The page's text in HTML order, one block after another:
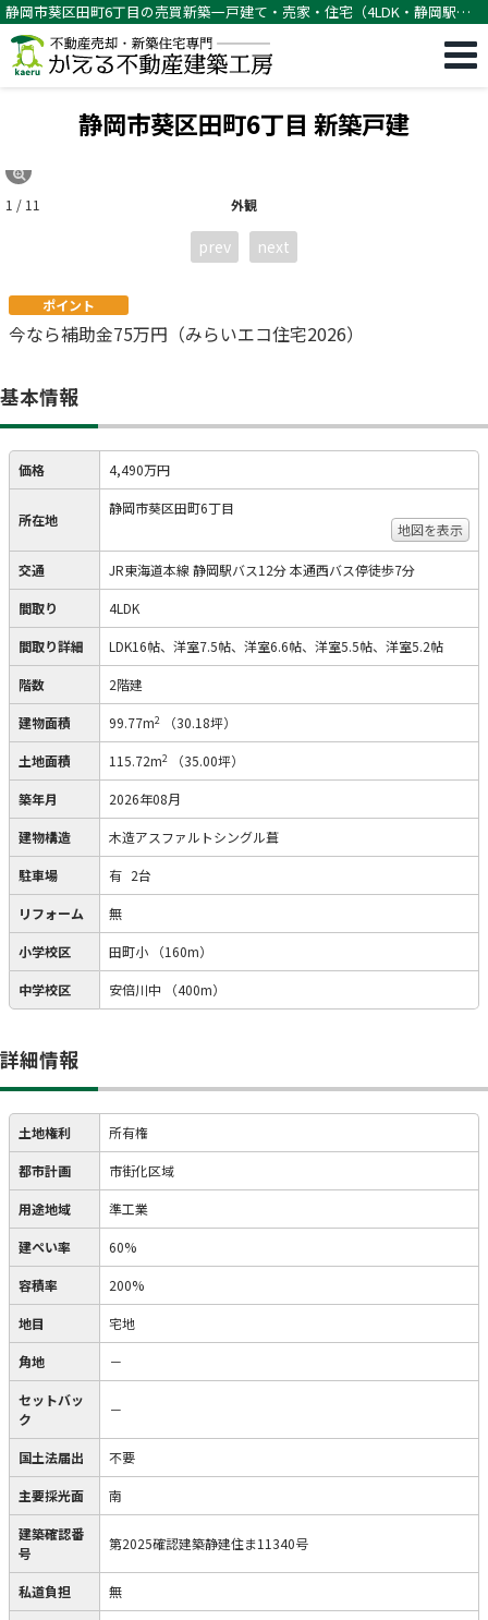
静岡市葵区田町6丁目の売買新築一戸建て・売家・住宅（4LDK・静岡駅バ
ス12分徒歩7分）[11209]
静岡市葵区田町6丁目 新築戸建
外観
1 / 11
prev next
ポイント
今なら補助金75万円（みらいエコ住宅2026）
基本情報
価格 4,490万円
所在地
静岡市葵区田町6丁目
地図を表示
交通 JR東海道本線 静岡駅バス12分 本通西バス停徒歩7分
間取り 4LDK
間取り詳細 LDK16帖、洋室7.5帖、洋室6.6帖、洋室5.5帖、洋室5.2帖
階数 2階建
建物面積 99.77m2 （30.18坪）
土地面積 115.72m2 （35.00坪）
築年月 2026年08月
建物構造 木造アスファルトシングル葺
駐車場 有 2台
リフォーム 無
小学校区 田町小 （160m）
中学校区 安倍川中 （400m）
詳細情報
土地権利 所有権
都市計画 市街化区域
用途地域 準工業
建ぺい率 60%
容積率 200%
地目 宅地
角地 －
セットバッ
ク
－
国土法届出 不要
主要採光面 南
建築確認番
号
第2025確認建築静建住ま11340号
私道負担 無